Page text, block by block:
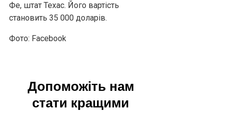
Фе, штат Техас. Його вартість
становить 35 000 доларів.
Фото: Facebook
Допоможіть нам
стати кращими